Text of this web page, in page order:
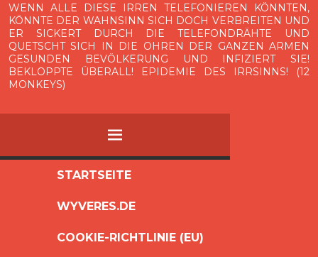
WENN ALLE DIESE IRREN TELEFONIEREN KÖNNTEN,
KÖNNTE DER WAHNSINN SICH DOCH VERBREITEN UND
ER SICKERT DURCH DIE TELEFONDRÄHTE UND
QUETSCHT SICH IN DIE OHREN DER GANZEN ARMEN
GESUNDEN BEVÖLKERUNG UND INFIZIERT SIE!
BEKLOPPTE ÜBERALL! EPIDEMIE DES IRRSINNS! (12
MONKEYS)
MENÜ
SPRINGEN
STARTSEITE
WYVERES.DE
COOKIE-RICHTLINIE (EU)